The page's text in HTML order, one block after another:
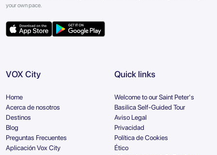
your own pace.
VOX City
Home
Acerca de nosotros
Destinos
Blog
Preguntas Frecuentes
Aplicación Vox City
Quick links
Welcome to our Saint Peter's
Basilica Self-Guided Tour
Aviso Legal
Privacidad
Política de Cookies
Ético